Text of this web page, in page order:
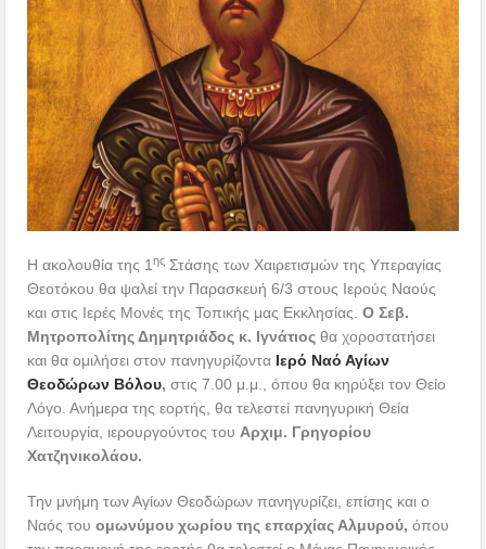
Η ακολουθία της 1ης Στάσης των Χαιρετισμών της Υπεραγίας
Θεοτόκου θα ψαλεί την Παρασκευή 6/3 στους Ιερούς Ναούς
και στις Ιερές Μονές της Τοπικής μας Εκκλησίας.Ο Σεβ.
Μητροπολίτης Δημητριάδος κ. Ιγνάτιος θα χοροστατήσει
και θα ομιλήσει στον πανηγυρίζοντα Ιερό Ναό Αγίων
Θεοδώρων Βόλου,στις 7.00 μ.μ., όπου θα κηρύξει τον Θείο
Λόγο. Ανήμερα της εορτής, θα τελεστεί πανηγυρική Θεία
Λειτουργία, ιερουργούντος τουΑρχιμ. Γρηγορίου
Χατζηνικολάου.
Την μνήμη των Αγίων Θεοδώρων πανηγυρίζει, επίσης και ο
Ναός τουομωνύμου χωρίου της επαρχίας Αλμυρού, όπου